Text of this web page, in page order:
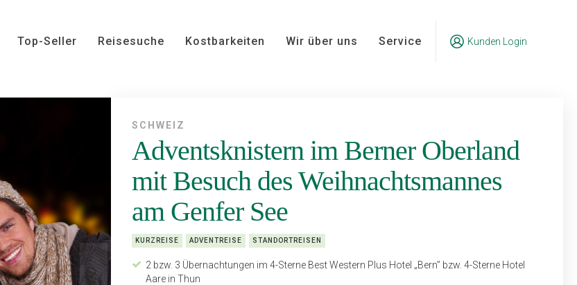
Top-Seller Reisesuche Kostbarkeiten Wir über uns Service Kunden Login
SCHWEIZ
Adventsknistern im Berner Oberland
mit Besuch des Weihnachtsmannes
am Genfer See
KURZREISE ADVENTREISE STANDORTREISEN
2 bzw. 3 Übernachtungen im 4-Sterne Best Western Plus Hotel „Bern” bzw. 4-Sterne Hotel
Aare in Thun